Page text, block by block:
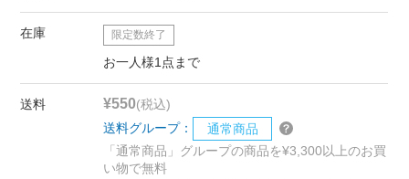
在庫 限定数終了
お一人様1点まで
送料 ¥550(税込)
送料グループ：
通常商品
「通常商品」グループの商品を¥3,300以上のお買
い物で無料